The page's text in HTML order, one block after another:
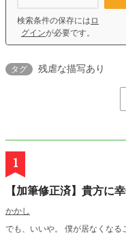
検索条件の保存には ロ
グインが必要です。
タグ 残虐な描写あり
1
【加筆修正済】貴方に
かかし
でも、いいや。 僕が居なくなる